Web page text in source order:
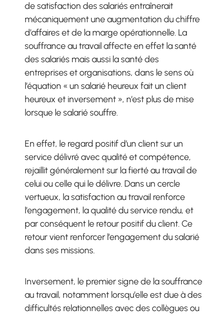
de satisfaction des salariés entraînerait
mécaniquement une augmentation du chiffre
d’affaires et de la marge opérationnelle. La
souffrance au travail affecte en effet la santé
des salariés mais aussi la santé des
entreprises et organisations, dans le sens où
l’équation « un salarié heureux fait un client
heureux et inversement », n’est plus de mise
lorsque le salarié souffre.
En effet, le regard positif d’un client sur un
service délivré avec qualité et compétence,
rejaillit généralement sur la fierté au travail de
celui ou celle qui le délivre. Dans un cercle
vertueux, la satisfaction au travail renforce
l’engagement, la qualité du service rendu, et
par conséquent le retour positif du client. Ce
retour vient renforcer l’engagement du salarié
dans ses missions.
Inversement, le premier signe de la souffrance
au travail, notamment lorsqu’elle est due à des
difficultés relationnelles avec des collègues ou